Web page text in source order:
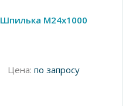
Шпилька М24x1000
Цена: по запросу